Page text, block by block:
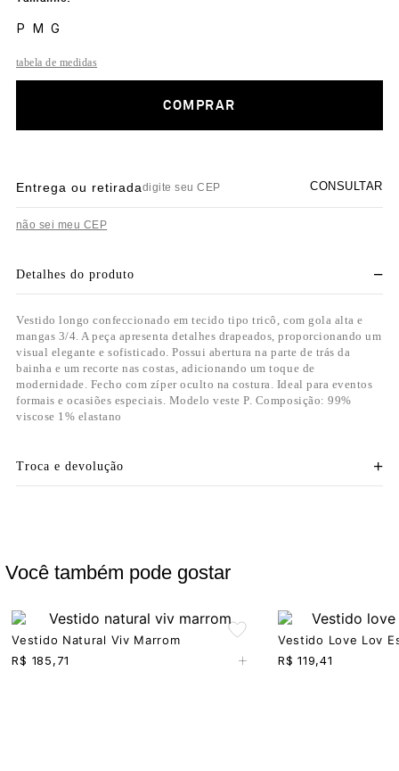
P M G
tabela de medidas
COMPRAR
Entrega ou retirada CONSULTAR
não sei meu CEP
Detalhes do produto
Vestido longo confeccionado em tecido tipo tricô, com gola alta e
mangas 3/4. A peça apresenta detalhes drapeados, proporcionando um
visual elegante e sofisticado. Possui abertura na parte de trás da
bainha e um recorte nas costas, adicionando um toque de
modernidade. Fecho com zíper oculto na costura. Ideal para eventos
formais e ocasiões especiais. Modelo veste P. Composição: 99%
viscose 1% elastano
Troca e devolução
Você também pode gostar
Vestido Natural Viv Marrom
+
R$ 185,71
Vestido Love Lov
R$ 119,41